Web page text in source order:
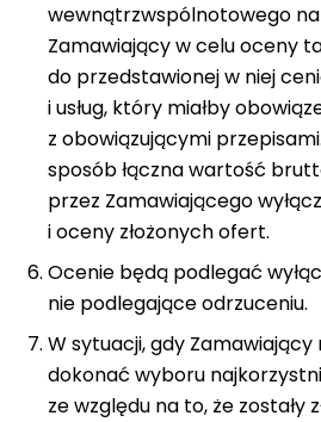
wewnątrzwspólnotowego
Zamawiający w celu oceny
do przedstawionej w niej
i usług, który miałby
z obowiązującymi
sposób łączna wartość
przez Zamawiającego
i oceny złożonych ofert.
Ocenie będą podlegać
nie podlegające odrzuceniu.
W sytuacji, gdy Zamawiający
dokonać wyboru
ze względu na to, że zostały